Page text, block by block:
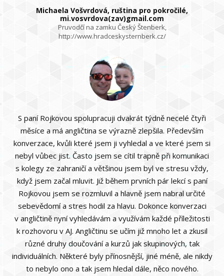
Michaela Vošvrdová, ruština pro pokročilé,
mi.vosvrdova(zav)gmail.com
Pruvodčí na zamku Český Štenberk,
http://www.hradceskysternberk.cz/
S paní Rojkovou spolupracuji dvakrát týdně necelé čtyři
měsíce a má angličtina se výrazně zlepšila. Především
konverzace, kvůli které jsem ji vyhledal a ve které jsem si
nebyl vůbec jist. Často jsem se cítil trapně při komunikaci
s kolegy ze zahraničí a většinou jsem byl ve stresu vždy,
když jsem začal mluvit. Již během prvních pár lekcí s paní
Rojkovou jsem se rozmluvil a hlavně jsem nabral určité
sebevědomí a stres hodil za hlavu. Dokonce konverzaci
v angličtině nyní vyhledávám a využívám každé příležitosti
k rozhovoru v AJ. Angličtinu se učím již mnoho let a zkusil
různé druhy doučování a kurzů jak skupinových, tak
individuálních. Některé byly přínosnější, jiné méně, ale nikdy
to nebylo ono a tak jsem hledal dále, něco nového.